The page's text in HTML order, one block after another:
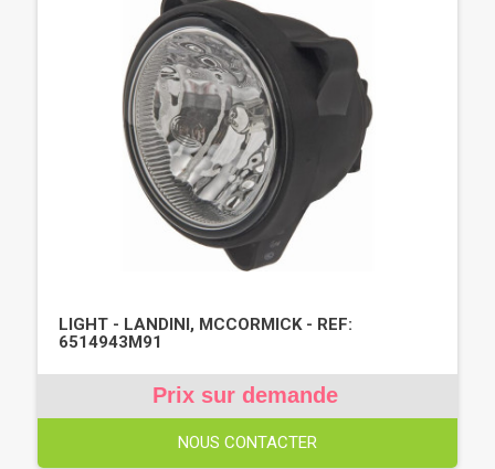
LIGHT - LANDINI, MCCORMICK - REF:
6514943M91
Prix sur demande
NOUS CONTACTER